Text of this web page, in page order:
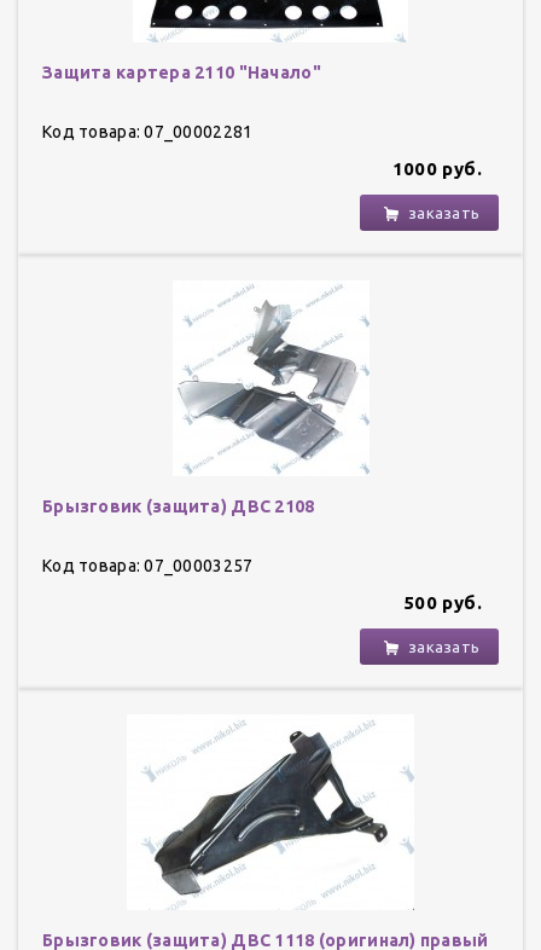
Защита картера 2110 "Начало"
Код товара: 07_00002281
1000 руб.
заказать
Брызговик (защита) ДВС 2108
Код товара: 07_00003257
500 руб.
заказать
Брызговик (защита) ДВС 1118 (оригинал) правый